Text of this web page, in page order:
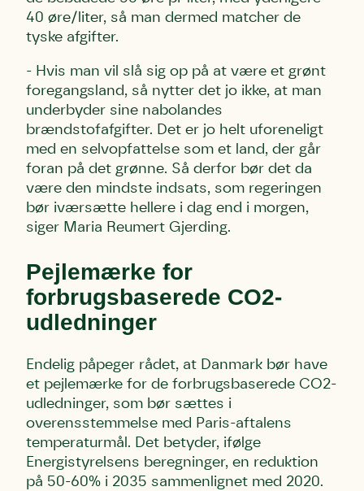
40 øre/liter, så man dermed matcher de
tyske afgifter.
- Hvis man vil slå sig op på at være et grønt
foregangsland, så nytter det jo ikke, at man
underbyder sine nabolandes
brændstofafgifter. Det er jo helt uforeneligt
med en selvopfattelse som et land, der går
foran på det grønne. Så derfor bør det da
være den mindste indsats, som regeringen
bør iværsætte hellere i dag end i morgen,
siger Maria Reumert Gjerding.
Pejlemærke for
forbrugsbaserede CO2-
udledninger
Endelig påpeger rådet, at Danmark bør have
et pejlemærke for de forbrugsbaserede CO2-
udledninger, som bør sættes i
overensstemmelse med Paris-aftalens
temperaturmål. Det betyder, ifølge
Energistyrelsens beregninger, en reduktion
på 50-60% i 2035 sammenlignet med 2020.